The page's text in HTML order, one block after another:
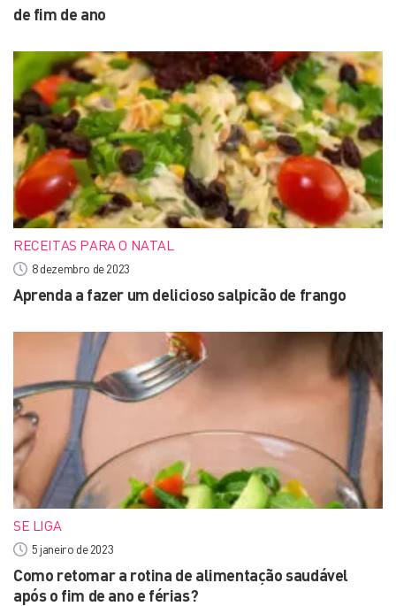
de fim de ano
RECEITAS PARA O NATAL
8 dezembro de 2023
Aprenda a fazer um delicioso salpicão de frango
SE LIGA
5 janeiro de 2023
Como retomar a rotina de alimentação saudável
após o fim de ano e férias?